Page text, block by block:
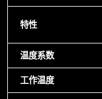
特性
温度系数
工作温度